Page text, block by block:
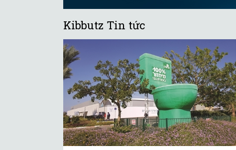
Kibbutz Tin tức